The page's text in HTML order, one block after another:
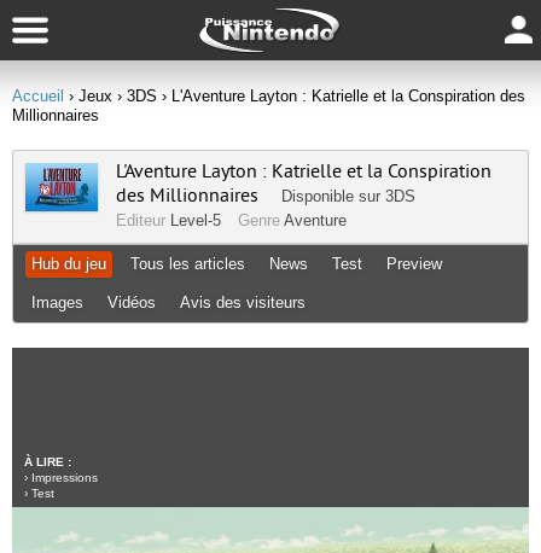
Accueil › Jeux › 3DS › L'Aventure Layton : Katrielle et la Conspiration des
Millionnaires
L'Aventure Layton : Katrielle et la Conspiration
des Millionnaires
Disponible sur 3DS
Editeur Level-5 Genre Aventure
Hub du jeu Tous les articles News Test Preview
Images Vidéos Avis des visiteurs
À LIRE :
› Impressions
› Test